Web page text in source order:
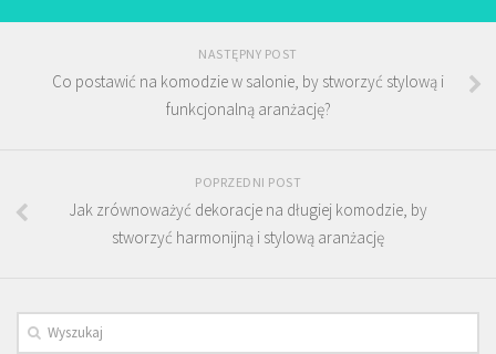
NASTĘPNY POST
Co postawić na komodzie w salonie, by stworzyć stylową i
funkcjonalną aranżację?
POPRZEDNI POST
Jak zrównoważyć dekoracje na długiej komodzie, by
stworzyć harmonijną i stylową aranżację